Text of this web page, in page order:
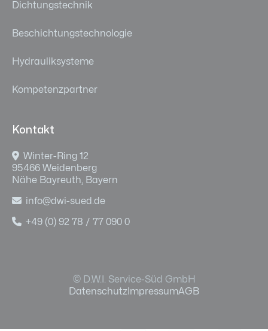
Dichtungstechnik
Beschichtungstechnologie
Hydrauliksysteme
Kompetenzpartner
Kontakt
 Winter-Ring 12
95466 Weidenberg
Nähe Bayreuth, Bayern
 info@dwi-sued.de
 +49 (0) 92 78 / 77 090 0
Datenschutz ImpressumAGB
© D.W.I. Service-Süd GmbH